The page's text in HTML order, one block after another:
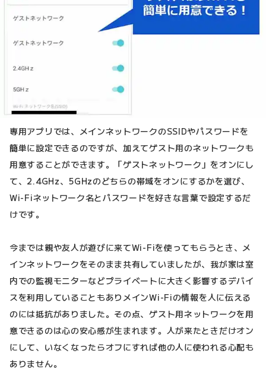
専用アプリでは、メインネットワークのSSIDやパスワードを
簡単に設定できるのですが、加えてゲスト用のネットワークも
用意することができます。「ゲストネットワーク」をオンにし
て、2.4GHz、5GHzのどちらの帯域をオンにするかを選び、
Wi-Fiネットワーク名とパスワードを好きな言葉で設定するだ
けです。
今までは親や友人が遊びに来てWi-Fiを使ってもらうとき、メ
インネットワークをそのまま共有していましたが、我が家は室
内での監視モニターなどプライベートに大きく影響するデバイ
スを利用していることもありメインWi-Fiの情報を人に伝える
のには抵抗がありました。その点、ゲスト用ネットワークを用
意できるのは心の安心感が生まれます。人が来たときだけオン
にして、いなくなったらオフにすれば他の人に使われる心配も
ありません。